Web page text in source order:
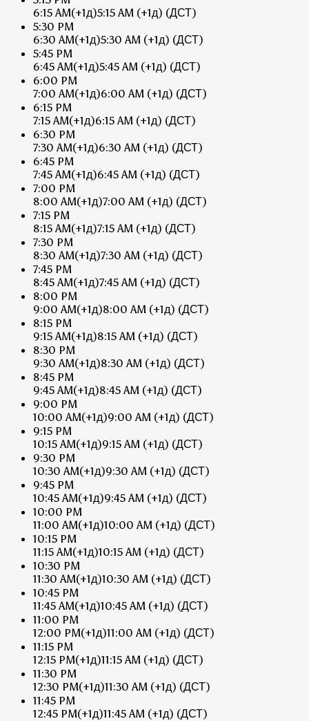
6:15 AM(+1д)5:15 AM (+1д) (ДСТ)
5:30 PM
6:30 AM(+1д)5:30 AM (+1д) (ДСТ)
5:45 PM
6:45 AM(+1д)5:45 AM (+1д) (ДСТ)
6:00 PM
7:00 AM(+1д)6:00 AM (+1д) (ДСТ)
6:15 PM
7:15 AM(+1д)6:15 AM (+1д) (ДСТ)
6:30 PM
7:30 AM(+1д)6:30 AM (+1д) (ДСТ)
6:45 PM
7:45 AM(+1д)6:45 AM (+1д) (ДСТ)
7:00 PM
8:00 AM(+1д)7:00 AM (+1д) (ДСТ)
7:15 PM
8:15 AM(+1д)7:15 AM (+1д) (ДСТ)
7:30 PM
8:30 AM(+1д)7:30 AM (+1д) (ДСТ)
7:45 PM
8:45 AM(+1д)7:45 AM (+1д) (ДСТ)
8:00 PM
9:00 AM(+1д)8:00 AM (+1д) (ДСТ)
8:15 PM
9:15 AM(+1д)8:15 AM (+1д) (ДСТ)
8:30 PM
9:30 AM(+1д)8:30 AM (+1д) (ДСТ)
8:45 PM
9:45 AM(+1д)8:45 AM (+1д) (ДСТ)
9:00 PM
10:00 AM(+1д)9:00 AM (+1д) (ДСТ)
9:15 PM
10:15 AM(+1д)9:15 AM (+1д) (ДСТ)
9:30 PM
10:30 AM(+1д)9:30 AM (+1д) (ДСТ)
9:45 PM
10:45 AM(+1д)9:45 AM (+1д) (ДСТ)
10:00 PM
11:00 AM(+1д)10:00 AM (+1д) (ДСТ)
10:15 PM
11:15 AM(+1д)10:15 AM (+1д) (ДСТ)
10:30 PM
11:30 AM(+1д)10:30 AM (+1д) (ДСТ)
10:45 PM
11:45 AM(+1д)10:45 AM (+1д) (ДСТ)
11:00 PM
12:00 PM(+1д)11:00 AM (+1д) (ДСТ)
11:15 PM
12:15 PM(+1д)11:15 AM (+1д) (ДСТ)
11:30 PM
12:30 PM(+1д)11:30 AM (+1д) (ДСТ)
11:45 PM
12:45 PM(+1д)11:45 AM (+1д) (ДСТ)